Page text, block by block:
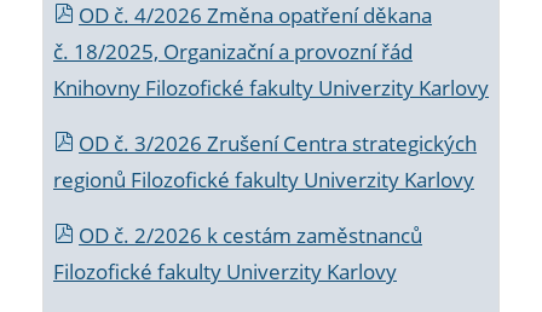
OD č. 4/2026 Změna opatření děkana
č. 18/2025, Organizační a provozní řád
Knihovny Filozofické fakulty Univerzity Karlovy
OD č. 3/2026 Zrušení Centra strategických
regionů Filozofické fakulty Univerzity Karlovy
OD č. 2/2026 k cestám zaměstnanců
Filozofické fakulty Univerzity Karlovy